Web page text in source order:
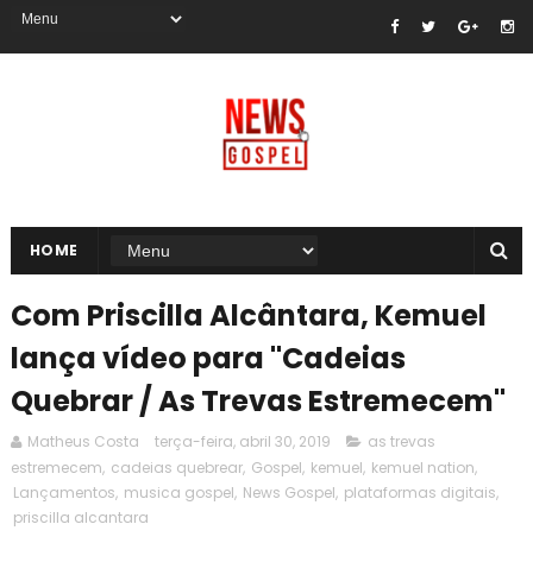
HOME
Com Priscilla Alcântara, Kemuel
lança vídeo para "Cadeias
Quebrar / As Trevas Estremecem"
Matheus Costa terça-feira, abril 30, 2019
as trevas
estremecem, cadeias quebrear, Gospel, kemuel, kemuel nation,
Lançamentos, musica gospel, News Gospel, plataformas digitais,
priscilla alcantara